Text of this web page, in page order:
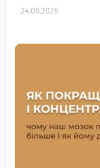
24.06.2026